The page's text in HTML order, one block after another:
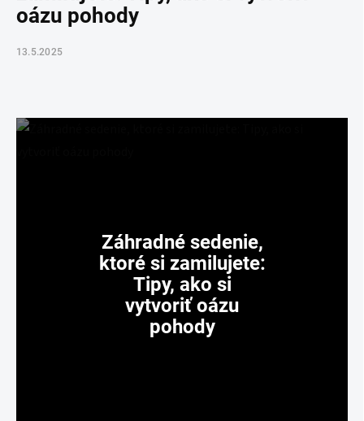
oázu pohody
13.5.2025
Záhradné sedenie,
ktoré si zamilujete:
Tipy, ako si
vytvoriť oázu
pohody